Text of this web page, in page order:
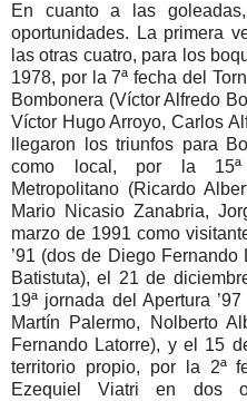
En cuanto a las
oportunidades. La primera
las otras cuatro, para los
1978, por la 7ª fecha del
Bombonera (Víctor Alfredo
Víctor Hugo Arroyo, Carlos
llegaron los triunfos para
como local, por la 15ª
Metropolitano (Ricardo
Mario Nicasio Zanabria,
marzo de 1991 como
’91 (dos de Diego
Batistuta), el 21 de
19ª jornada del Apertura
Martín Palermo, Nolberto
Fernando Latorre), y el 15
territorio propio, por la 2ª
Ezequiel Viatri en dos